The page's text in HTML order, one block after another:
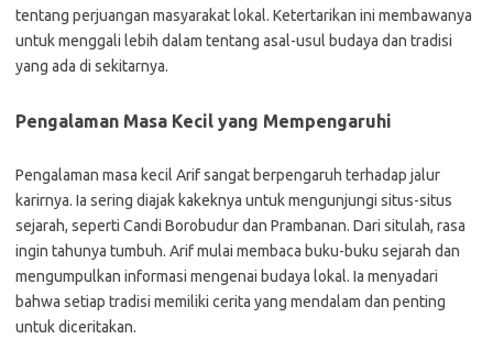
tentang perjuangan masyarakat lokal. Ketertarikan ini membawanya
untuk menggali lebih dalam tentang asal-usul budaya dan tradisi
yang ada di sekitarnya.
Pengalaman Masa Kecil yang Mempengaruhi
Pengalaman masa kecil Arif sangat berpengaruh terhadap jalur
karirnya. Ia sering diajak kakeknya untuk mengunjungi situs-situs
sejarah, seperti Candi Borobudur dan Prambanan. Dari situlah, rasa
ingin tahunya tumbuh. Arif mulai membaca buku-buku sejarah dan
mengumpulkan informasi mengenai budaya lokal. Ia menyadari
bahwa setiap tradisi memiliki cerita yang mendalam dan penting
untuk diceritakan.